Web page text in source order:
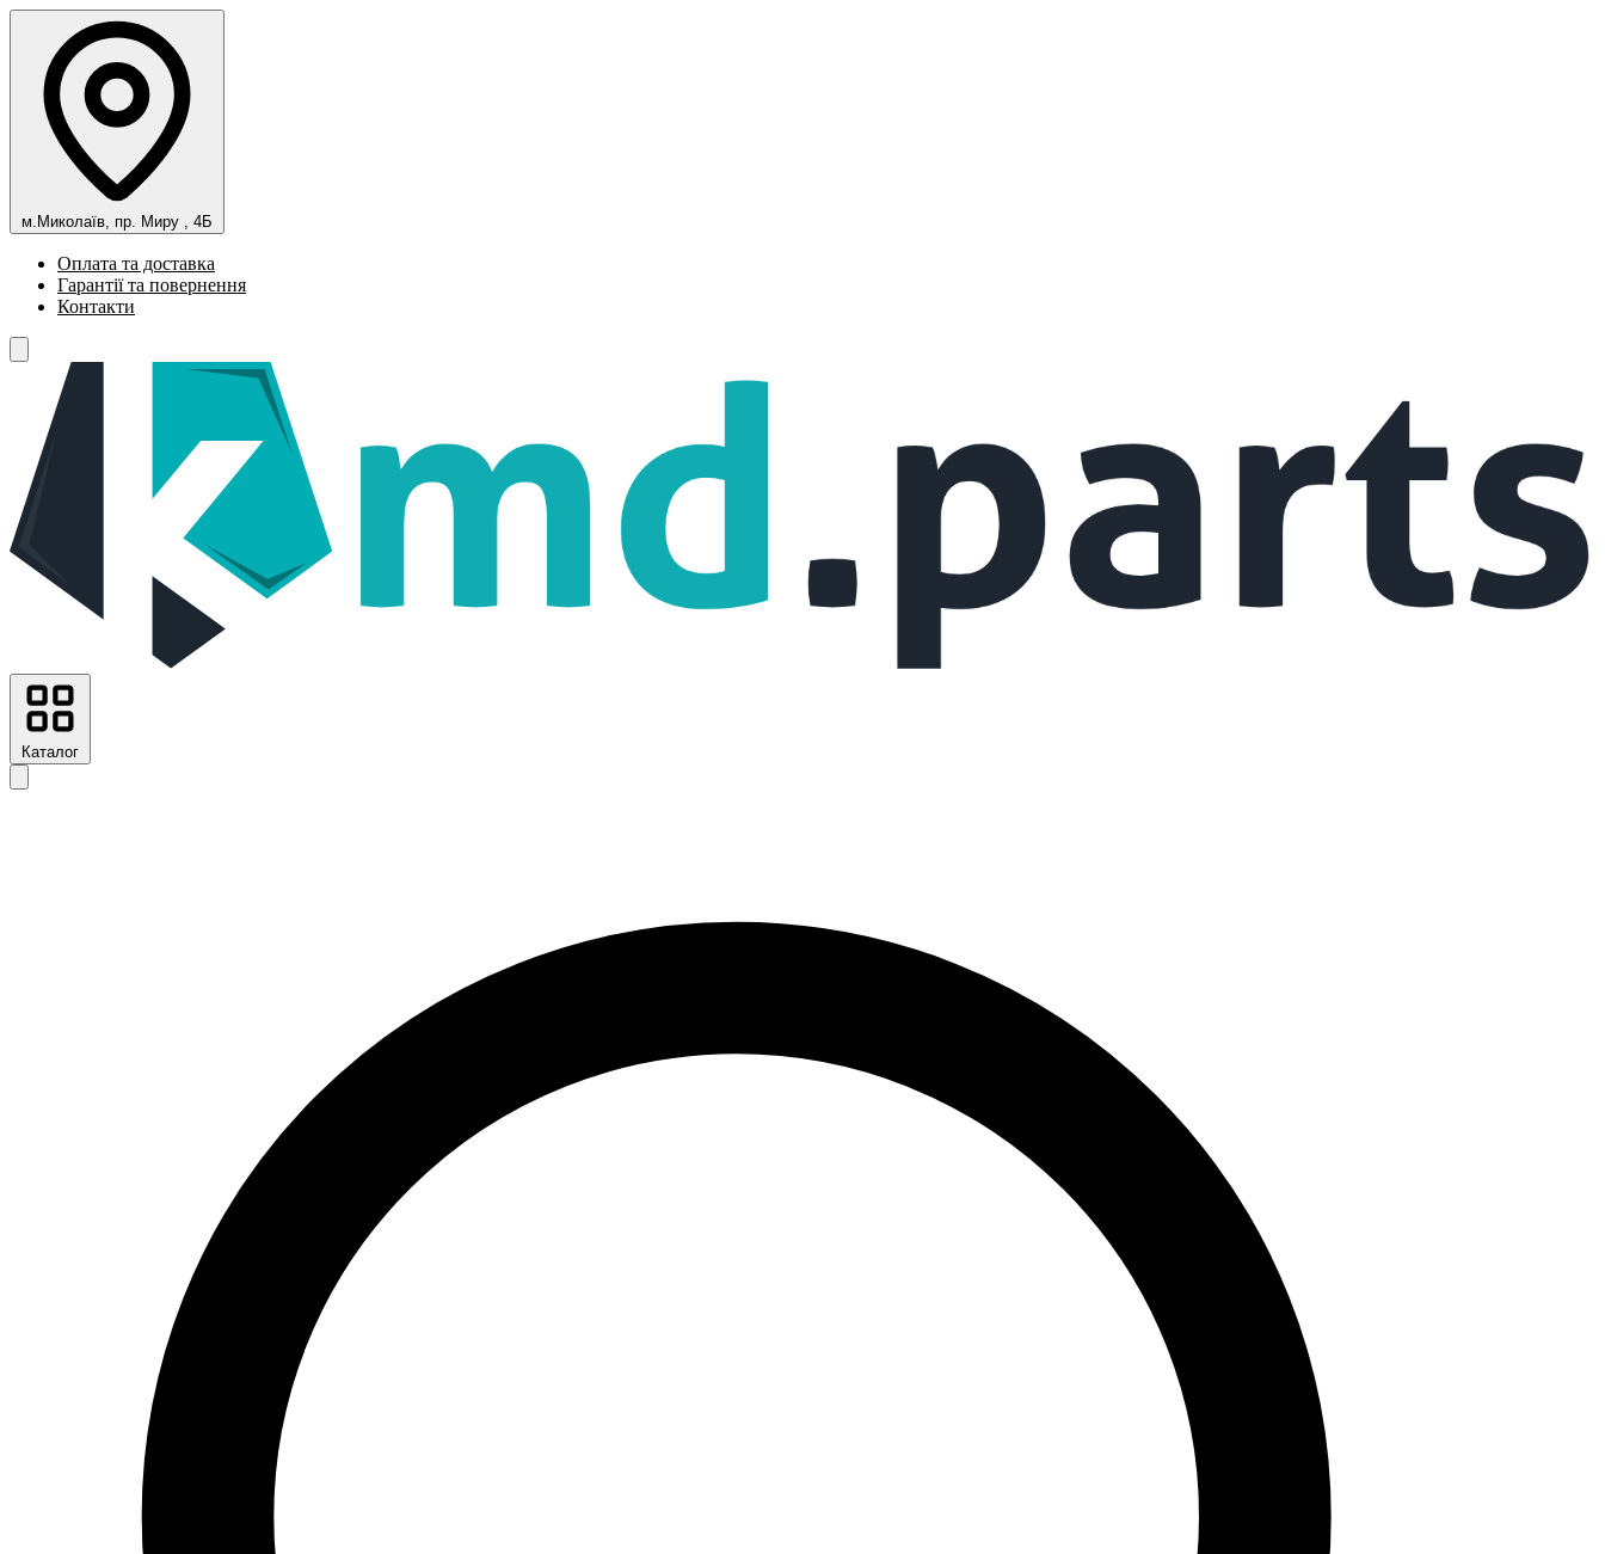
м.Миколаїв, пр. Миру , 4Б
Оплата та доставка
Гарантії та повернення
Контакти
Каталог